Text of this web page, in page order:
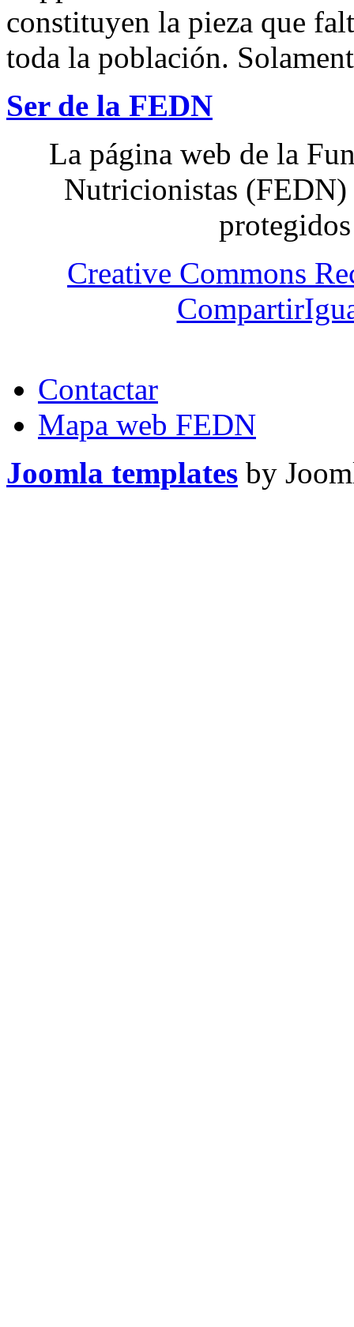
constituyen la pieza que
toda la población.
Ser de la FEDN
La página web de la
Nutricionistas (FEDN)
Creative Commons
Contactar
Mapa web FEDN
Joomla templates by